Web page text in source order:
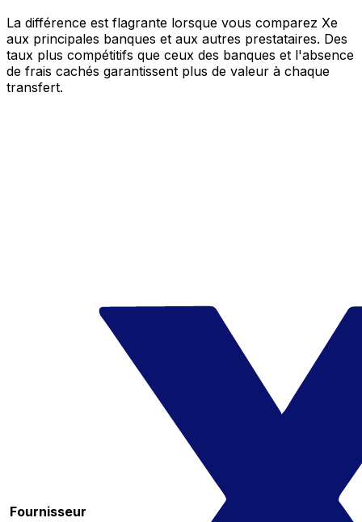
La différence est flagrante lorsque vous comparez Xe
aux principales banques et aux autres prestataires. Des
taux plus compétitifs que ceux des banques et l'absence
de frais cachés garantissent plus de valeur à chaque
transfert.
Fournisseur